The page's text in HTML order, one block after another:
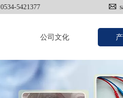
0534-5421377 
公司文化